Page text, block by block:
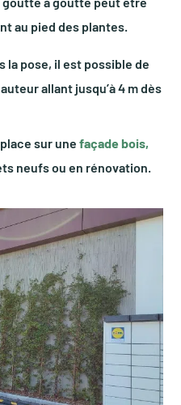
au pied des plantes.
la pose, il est possible de
allant jusqu’à 4 m dès
sur unefaçade bois,
neufs ou en rénovation.